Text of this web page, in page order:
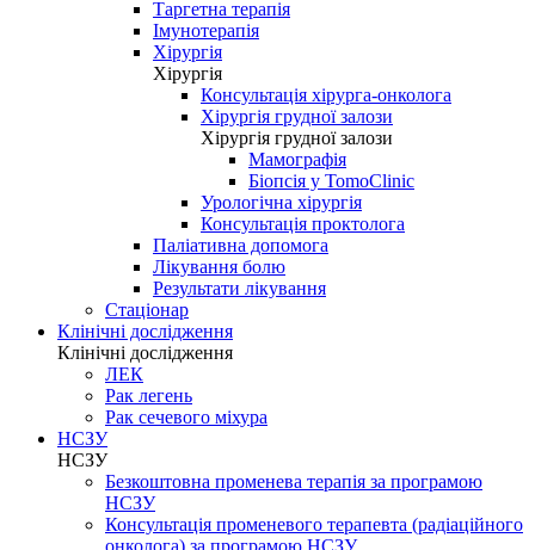
Таргетна терапія
Імунотерапія
Хірургія
Хірургія
Консультація хірурга-онколога
Хірургія грудної залози
Хірургія грудної залози
Мамографія
Біопсія у TomoClinic
Урологічна хірургія
Консультація проктолога
Паліативна допомога
Лікування болю
Результати лікування
Стаціонар
Клінічні дослідження
Клінічні дослідження
ЛЕК
Рак легень
Рак сечевого міхура
НСЗУ
НСЗУ
Безкоштовна променева терапія за програмою
НСЗУ
Консультація променевого терапевта (радіаційного
онколога) за програмою НСЗУ